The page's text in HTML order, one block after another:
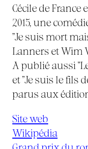
Cécile de France
2015, une
"Je suis mort
Lanners et Wim
A publié aussi
et "Je suis le fils
parus aux
Site web
Wikipédia